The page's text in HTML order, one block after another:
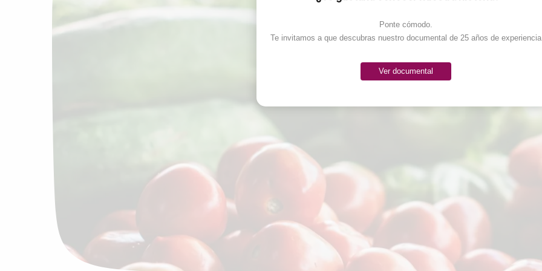
Ponte cómodo.
Te invitamos a que descubras nuestro documental de 25 años de
Ver documental